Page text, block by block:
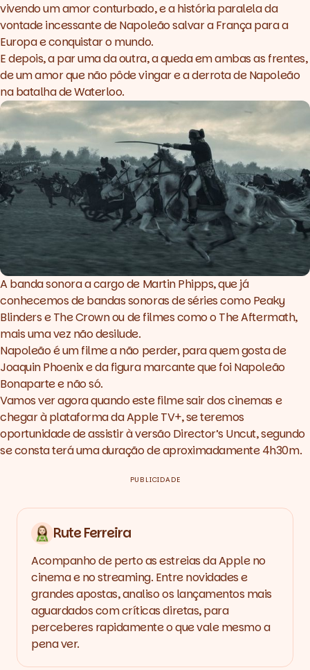
vivendo um amor conturbado, e a história paralela da
vontade incessante de Napoleão salvar a França para a
Europa e conquistar o mundo.
E depois, a par uma da outra, a queda em ambas as frentes,
de um amor que não pôde vingar e a derrota de Napoleão
na batalha de Waterloo.
A banda sonora a cargo de Martin Phipps, que já
conhecemos de bandas sonoras de séries comoPeaky
BlinderseThe Crownou de filmes como oThe Aftermath,
mais uma vez não desilude.
Napoleão é um filme a não perder, para quem gosta de
Joaquin Phoenix e da figura marcante que foi Napoleão
Bonaparte e não só.
Vamos ver agora quando este filme sair dos cinemas e
chegar à plataforma da Apple TV+, se teremos
oportunidade de assistir à versão Director’s Uncut, segundo
se consta terá uma duração de aproximadamente 4h30m.
PUBLICIDADE
Rute Ferreira
Acompanho de perto as estreias da Apple no
cinema e no streaming. Entre novidades e
grandes apostas, analiso os lançamentos mais
aguardados com críticas diretas, para
perceberes rapidamente o que vale mesmo a
pena ver.